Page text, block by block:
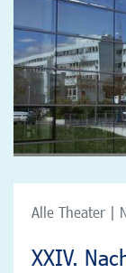
Alle Theater |
XXIV.